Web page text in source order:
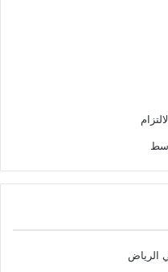
الرياض